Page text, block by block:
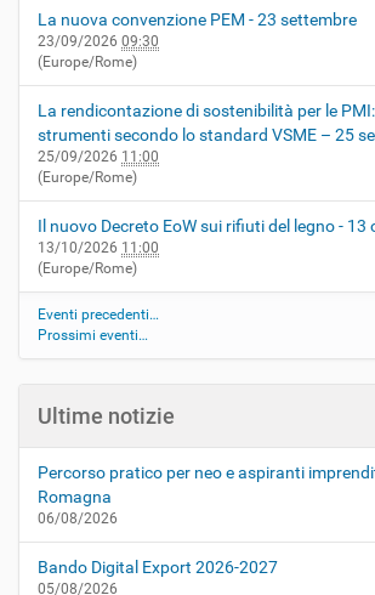
La nuova convenzione PEM - 23 settembre
23/09/2026 09:30
(Europe/Rome)
La rendicontazione di sostenibilità per le
strumenti secondo lo standard VSME – 25
25/09/2026 11:00
(Europe/Rome)
Il nuovo Decreto EoW sui rifiuti del legno - 13
13/10/2026 11:00
(Europe/Rome)
Eventi precedenti…
Prossimi eventi…
Ultime notizie
Percorso pratico per neo e aspiranti
Romagna
06/08/2026
Bando Digital Export 2026-2027
05/08/2026